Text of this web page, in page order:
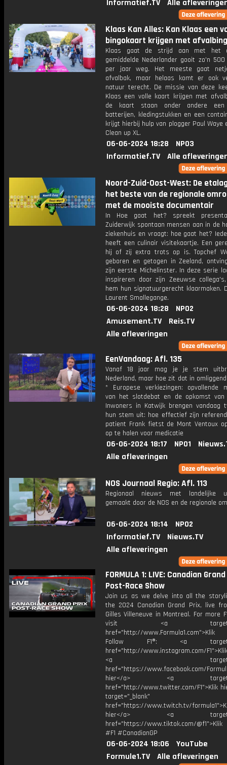
Informatief.TV
Alle
Klaas Kan Alles: Kan Klaas een
bingokaart krijgen met
Klaas gaat de strijd aan met het
gemiddelde Nederlander gooit zo'n
per jaar weg. Het meeste gaat
afvalbak, maar helaas komt er ook
natuur terecht. De missie van deze
Klaas een volle kaart krijgen met
de kaart staan onder andere een
batterijen, kledingstukken en een
krijgt hierbij hulp van plogger Paul Waye
Clean up XL.
06-06-2024 18:28
NPO3
Informatief.TV
Alle
Noord-Zuid-Oost-West: De
het beste van de regionale
met de mooiste documentair
In Hoe gaat het? spreekt
Zuiderwijk spontaan mensen aan in de
ziekenhuis en vraagt: hoe gaat het?
heeft een culinair visitekaartje. Een
hij of zij extra trots op is. Topchef
geboren en getogen in Zeeland,
zijn eerste Michelinster. In deze serie
inspireren door zijn Zeeuwse
hem hun signatuurgerecht klaarmaken.
Laurent Smallegange.
06-06-2024 18:28
NPO2
Amusement.TV
Reis.TV
Alle afleveringen
EenVandaag: Afl. 135
Vanaf 18 jaar mag je je stem
Nederland, maar hoe zit dat in
* Europese verkiezingen: opvallende
van het slotdebat en de opkomst van
Inwoners in Katwijk brengen vandaag
hun stem uit: hoe effectief zijn
patient Frank fietst de Mont Ventoux
op te halen voor medicatie
06-06-2024 18:17 NPO1
Alle afleveringen
NOS Journaal Regio: Afl. 113
Regionaal nieuws met landelijke
gemaakt door de NOS en de regionale
06-06-2024 18:14
NPO2
Informatief.TV
Nieuws.TV
Alle afleveringen
FORMULA 1: LIVE: Canadian
Post-Race Show
Join us as we delve into all the
the 2024 Canadian Grand Prix, live
Gilles Villeneuve in Montreal. For more
visit <a
href="http://
Follow F1®: <a
href="http://www.instagram.com/
<a
href="https://www.facebook.com/
hier</a> <a
href="http://www.twitter.com/F1">Klik
target="_blank"
href="https://www.twitch.tv/
hier</a> <a
href="https://www.tiktok.com/
#F1 #CanadianGP
06-06-2024 18:06
YouTube
Formule1.TV
Alle afleveringen